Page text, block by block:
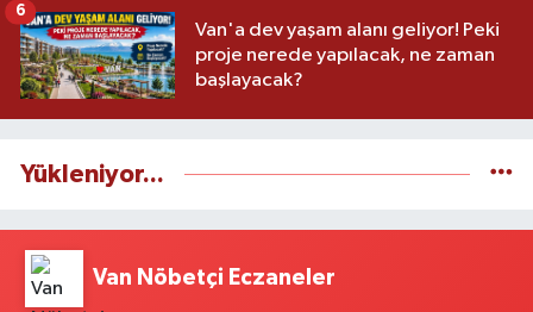
Van'a dev yaşam alanı geliyor! Peki
proje nerede yapılacak, ne zaman
başlayacak?
6
Yükleniyor...
Van Nöbetçi Eczaneler